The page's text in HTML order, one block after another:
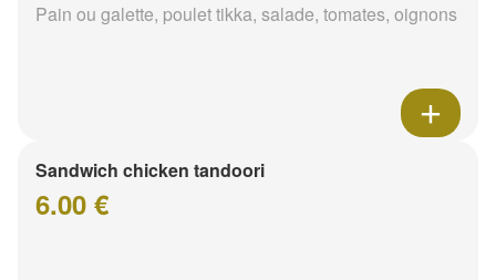
Pain ou galette, poulet tikka, salade, tomates, oignons
Sandwich chicken tandoori
6.00 €